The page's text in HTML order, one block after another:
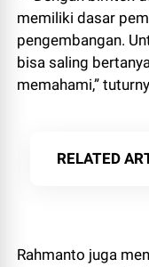
memiliki dasar
pengembangan.
bisa saling
memahami,”
RELATED
Rahmanto juga